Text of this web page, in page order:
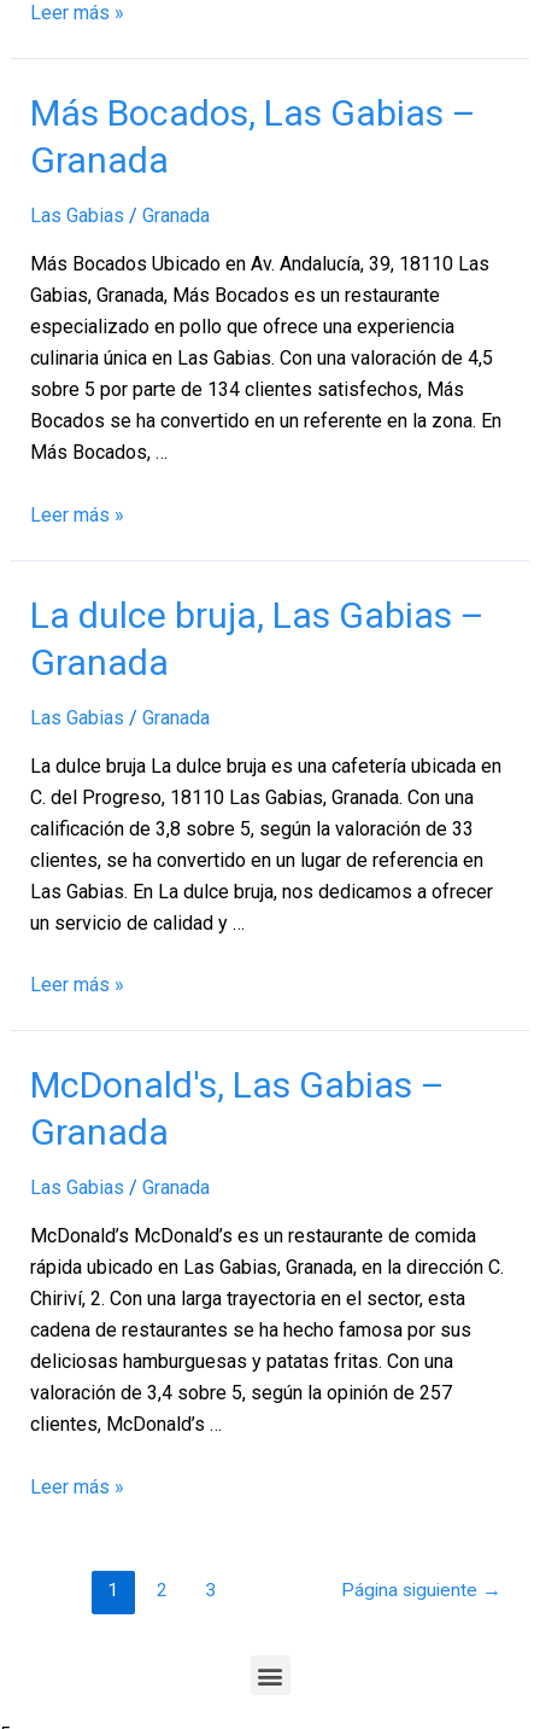
Leer más »
Más Bocados, Las Gabias –
Granada
Las Gabias / Granada
Más Bocados Ubicado en Av. Andalucía, 39, 18110 Las
Gabias, Granada, Más Bocados es un restaurante
especializado en pollo que ofrece una experiencia
culinaria única en Las Gabias. Con una valoración de 4,5
sobre 5 por parte de 134 clientes satisfechos, Más
Bocados se ha convertido en un referente en la zona. En
Más Bocados, …
Más
Las
–
Granada
Leer más »
La dulce bruja, Las Gabias –
Granada
Las Gabias / Granada
La dulce bruja La dulce bruja es una cafetería ubicada en
C. del Progreso, 18110 Las Gabias, Granada. Con una
calificación de 3,8 sobre 5, según la valoración de 33
clientes, se ha convertido en un lugar de referencia en
Las Gabias. En La dulce bruja, nos dedicamos a ofrecer
un servicio de calidad y …
La
dulce
bruja,
Gabias
–
Granada
Leer más »
McDonald's, Las Gabias –
Granada
Las Gabias / Granada
McDonald’s McDonald’s es un restaurante de comida
rápida ubicado en Las Gabias, Granada, en la dirección C.
Chiriví, 2. Con una larga trayectoria en el sector, esta
cadena de restaurantes se ha hecho famosa por sus
deliciosas hamburguesas y patatas fritas. Con una
valoración de 3,4 sobre 5, según la opinión de 257
clientes, McDonald’s …
McDonald's,
Gabias
Granada
Leer más »
1 2 3 Página siguiente →
Menu